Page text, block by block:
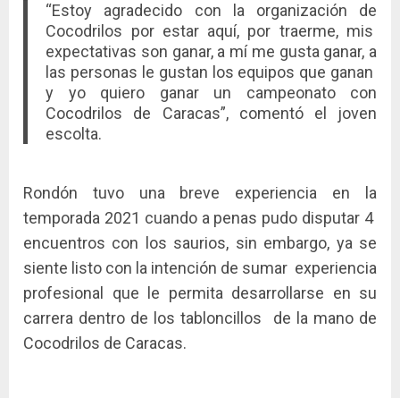
“Estoy agradecido con la organización de
Cocodrilos por estar aquí, por traerme, mis
expectativas son ganar, a mí me gusta ganar, a
las personas le gustan los equipos que ganan
y yo quiero ganar un campeonato con
Cocodrilos de Caracas”, comentó el joven
escolta.
Rondón tuvo una breve experiencia en la
temporada 2021 cuando a penas pudo disputar 4
encuentros con los saurios, sin embargo, ya se
siente listo con la intención de sumar experiencia
profesional que le permita desarrollarse en su
carrera dentro de los tabloncillos de la mano de
Cocodrilos de Caracas.